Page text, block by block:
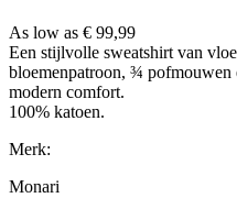
As low as € 99,99
Een stijlvolle sweatshirt van
bloemenpatroon, ¾ pofmouwen
modern comfort.
100% katoen.
Merk:
Monari